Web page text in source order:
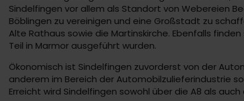
Sindelfingen vor allem als Standort von Webereien
Böblingen zu vereinigen und eine Großstadt zu
Alte Rathaus sowie die Martinskirche. Ebenfalls
Teil in Marmor ausgeführt wurden.
Ökonomisch ist Sindelfingen zuvorderst von der
anderem im Bereich der Automobilzulieferindustrie
Erreicht wird Sindelfingen sowohl über die A8 als